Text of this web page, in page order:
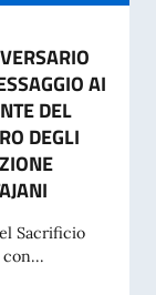
AI
DEL
DEGLI
Sacrificio